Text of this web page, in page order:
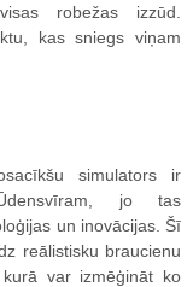
robežas izzūd.
kas sniegs viņam
simulators ir
jo tas
un inovācijas. Šī
reālistisku braucienu
var izmēģināt ko